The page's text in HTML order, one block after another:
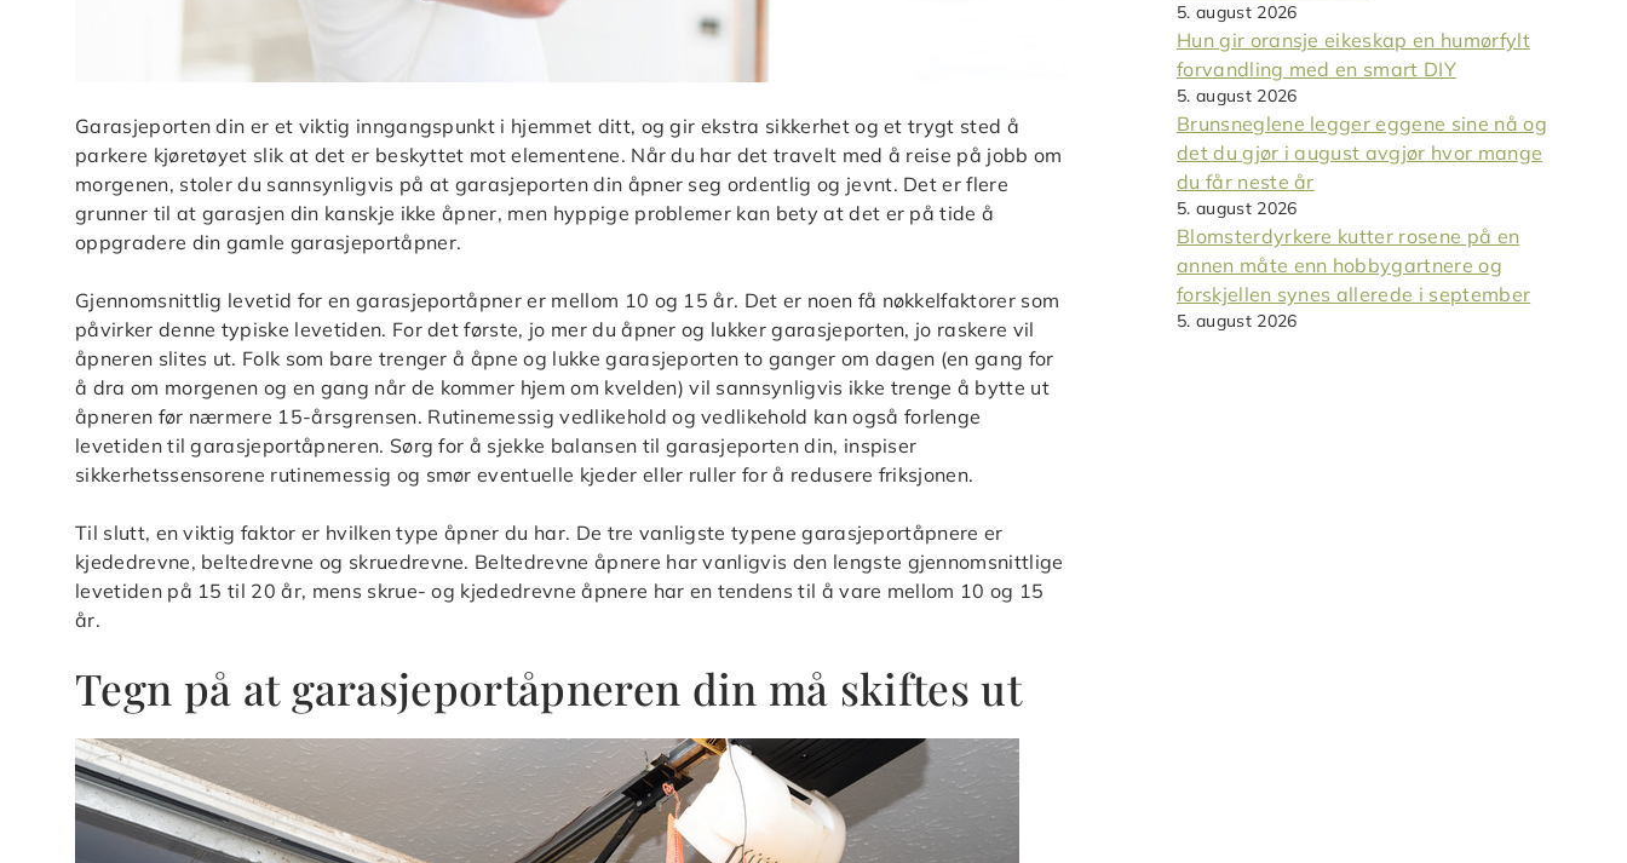
Garasjeporten din er et viktig inngangspunkt i hjemmet ditt, og gir ekstra sikkerhet og et trygt sted å
parkere kjøretøyet slik at det er beskyttet mot elementene. Når du har det travelt med å reise på jobb om
morgenen, stoler du sannsynligvis på at garasjeporten din åpner seg ordentlig og jevnt. Det er flere
grunner til at garasjen din kanskje ikke åpner, men hyppige problemer kan bety at det er på tide å
oppgradere din gamle garasjeportåpner.
Gjennomsnittlig levetid for en garasjeportåpner er mellom 10 og 15 år. Det er noen få nøkkelfaktorer som
påvirker denne typiske levetiden. For det første, jo mer du åpner og lukker garasjeporten, jo raskere vil
åpneren slites ut. Folk som bare trenger å åpne og lukke garasjeporten to ganger om dagen (en gang for
å dra om morgenen og en gang når de kommer hjem om kvelden) vil sannsynligvis ikke trenge å bytte ut
åpneren før nærmere 15-årsgrensen. Rutinemessig vedlikehold og vedlikehold kan også forlenge
levetiden til garasjeportåpneren. Sørg for å sjekke balansen til garasjeporten din, inspiser
sikkerhetssensorene rutinemessig og smør eventuelle kjeder eller ruller for å redusere friksjonen.
Til slutt, en viktig faktor er hvilken type åpner du har. De tre vanligste typene garasjeportåpnere er
kjededrevne, beltedrevne og skruedrevne. Beltedrevne åpnere har vanligvis den lengste gjennomsnittlige
levetiden på 15 til 20 år, mens skrue- og kjededrevne åpnere har en tendens til å vare mellom 10 og 15
år.
Tegn på at garasjeportåpneren din må skiftes ut
5. august 2026
Hun gir oransje eikeskap en humørfylt
forvandling med en smart DIY
5. august 2026
Brunsneglene legger eggene sine nå og
det du gjør i august avgjør hvor mange
du får neste år
5. august 2026
Blomsterdyrkere kutter rosene på en
annen måte enn hobbygartnere og
forskjellen synes allerede i september
5. august 2026